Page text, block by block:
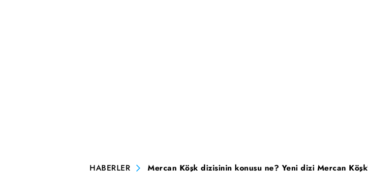
HABERLER Mercan Köşk dizisinin konusu ne? Yeni dizi Mercan